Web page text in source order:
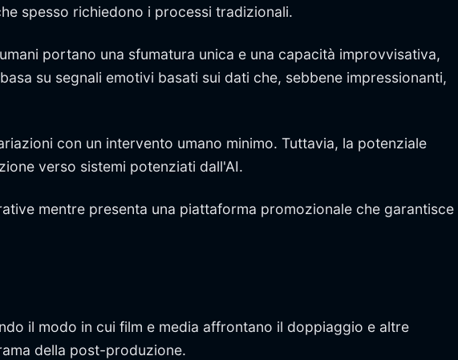
spesso richiedono i processi tradizionali.
portano una sfumatura unica e una capacità improvvisativa,
su segnali emotivi basati sui dati che, sebbene impressionanti,
con un intervento umano minimo. Tuttavia, la potenziale
verso sistemi potenziati dall'AI.
mentre presenta una piattaforma promozionale che garantisce
il modo in cui film e media affrontano il doppiaggio e altre
della post-produzione.